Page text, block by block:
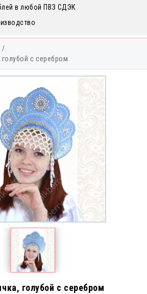
в любой ПВЗ СДЭК
с серебром
голубой с серебром